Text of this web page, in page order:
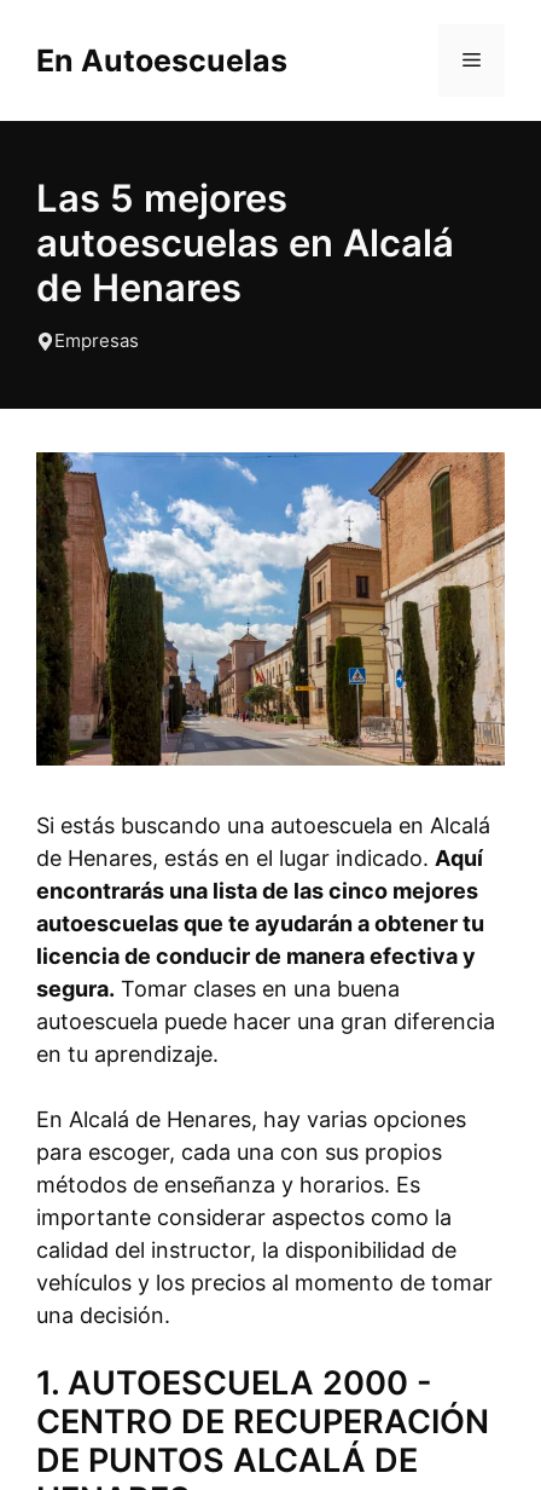
En Autoescuelas MENÚ
Las 5 mejores
autoescuelas en Alcalá
de Henares
Empresas
Si estás buscando una autoescuela en Alcalá
de Henares, estás en el lugar indicado. Aquí
encontrarás una lista de las cinco mejores
autoescuelas que te ayudarán a obtener tu
licencia de conducir de manera efectiva y
segura. Tomar clases en una buena
autoescuela puede hacer una gran diferencia
en tu aprendizaje.
En Alcalá de Henares, hay varias opciones
para escoger, cada una con sus propios
métodos de enseñanza y horarios. Es
importante considerar aspectos como la
calidad del instructor, la disponibilidad de
vehículos y los precios al momento de tomar
una decisión.
1. AUTOESCUELA 2000 -
CENTRO DE RECUPERACIÓN
DE PUNTOS ALCALÁ DE